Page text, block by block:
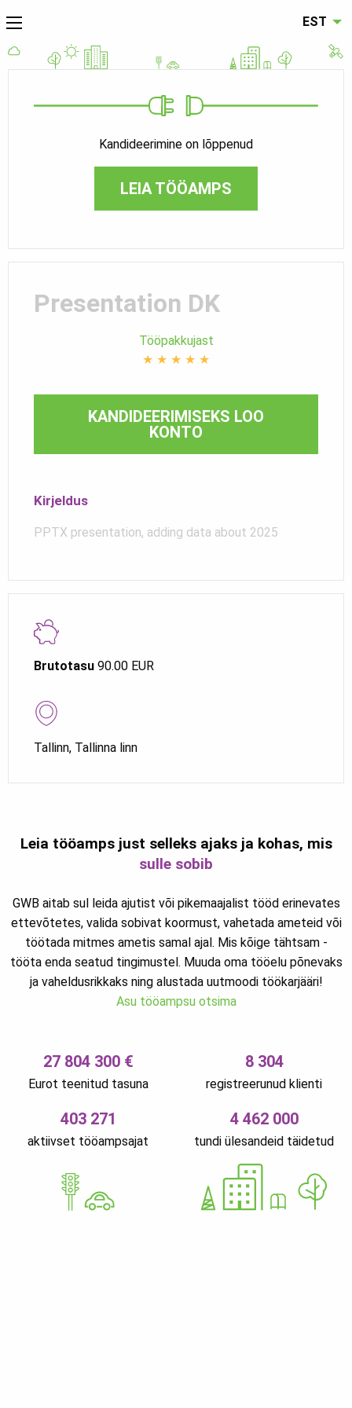
EST
Brutotasu 90.00 EUR
Tallinn, Tallinna linn
Kandideerimine on lõppenud
LEIA TÖÖAMPS
Presentation DK
Tööpakkujast
★ ★ ★ ★ ★
KANDIDEERIMISEKS LOO
KONTO
Kirjeldus
PPTX presentation, adding data about 2025
Leia tööamps just selleks ajaks ja kohas, mis
sulle sobib
GWB aitab sul leida ajutist või pikemaajalist tööd erinevates
ettevõtetes, valida sobivat koormust, vahetada ameteid või
töötada mitmes ametis samal ajal. Mis kõige tähtsam -
tööta enda seatud tingimustel. Muuda oma tööelu põnevaks
ja vaheldusrikkaks ning alustada uutmoodi töökarjääri!
Asu tööampsu otsima
27 804 300 €
Eurot teenitud tasuna
8 304
registreerunud klienti
403 271
aktiivset tööampsajat
4 462 000
tundi ülesandeid täidetud